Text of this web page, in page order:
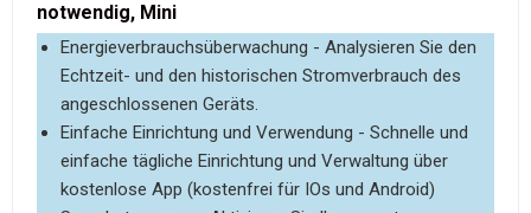
notwendig, Mini
Energieverbrauchsüberwachung - Analysieren Sie den
Echtzeit- und den historischen Stromverbrauch des
angeschlossenen Geräts.
Einfache Einrichtung und Verwendung - Schnelle und
einfache tägliche Einrichtung und Verwaltung über
kostenlose App (kostenfrei für IOs und Android)